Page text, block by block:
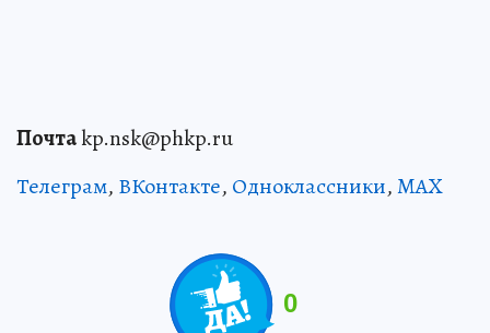
Почтаkp.nsk@phkp.ru
Телеграм, ВКонтакте, Одноклассники,MAX
0